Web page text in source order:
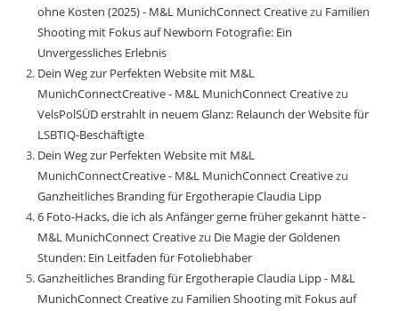
ohne Kosten (2025) - M&L MunichConnect Creativezu Familien
Shooting mit Fokus auf Newborn Fotografie: Ein
Unvergessliches Erlebnis
Dein Weg zur Perfekten Website mit M&L
MunichConnectCreative - M&L MunichConnect Creativezu
VelsPolSÜD erstrahlt in neuem Glanz: Relaunch der Website für
LSBTIQ-Beschäftigte
Dein Weg zur Perfekten Website mit M&L
MunichConnectCreative - M&L MunichConnect Creativezu
Ganzheitliches Branding für Ergotherapie Claudia Lipp
6 Foto-Hacks, die ich als Anfänger gerne früher gekannt hätte -
M&L MunichConnect Creativezu Die Magie der Goldenen
Stunden: Ein Leitfaden für Fotoliebhaber
Ganzheitliches Branding für Ergotherapie Claudia Lipp - M&L
MunichConnect Creativezu Familien Shooting mit Fokus auf